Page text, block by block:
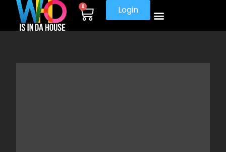
0 Login